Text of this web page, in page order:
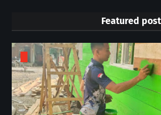
Featured post